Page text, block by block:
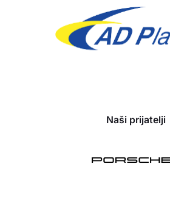
Naši prijatelji